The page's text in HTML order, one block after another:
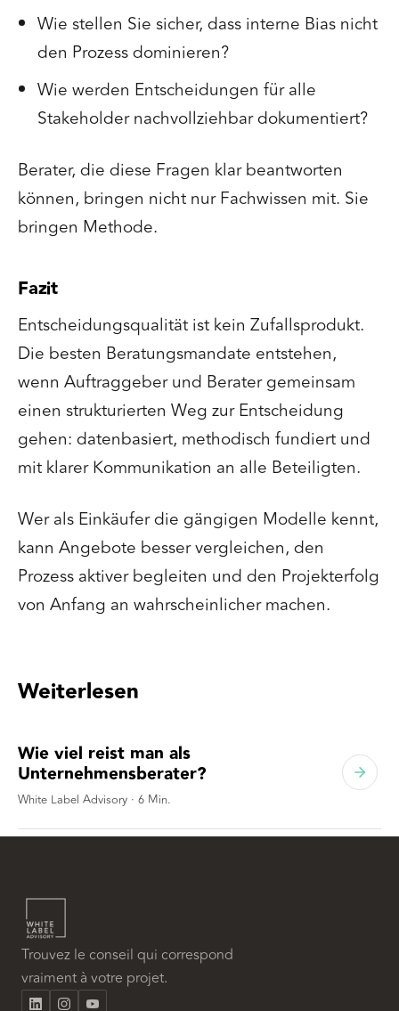
Wie stellen Sie sicher, dass interne Bias nicht
den Prozess dominieren?
Wie werden Entscheidungen für alle
Stakeholder nachvollziehbar dokumentiert?
Berater, die diese Fragen klar beantworten
können, bringen nicht nur Fachwissen mit. Sie
bringen Methode.
Fazit
Entscheidungsqualität ist kein Zufallsprodukt.
Die besten Beratungsmandate entstehen,
wenn Auftraggeber und Berater gemeinsam
einen strukturierten Weg zur Entscheidung
gehen: datenbasiert, methodisch fundiert und
mit klarer Kommunikation an alle Beteiligten.
Wer als Einkäufer die gängigen Modelle kennt,
kann Angebote besser vergleichen, den
Prozess aktiver begleiten und den Projekterfolg
von Anfang an wahrscheinlicher machen.
Weiterlesen
Wie viel reist man als
Unternehmensberater?
White Label Advisory · 6 Min.
Trouvez le conseil qui correspond
vraiment à votre projet.